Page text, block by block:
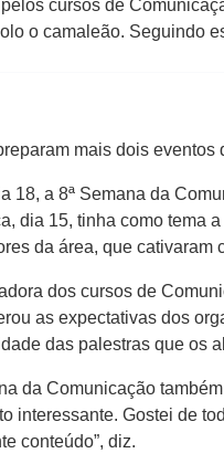
cursos de
o camaleão. Seguindo
mais dois
18, a 8ª Semana da
dia 15, tinha como tema
da área, que cativaram
dos cursos de
as expectativas dos
das palestras que os
da Comunicação
interessante. Gostei de
conteúdo”, diz.